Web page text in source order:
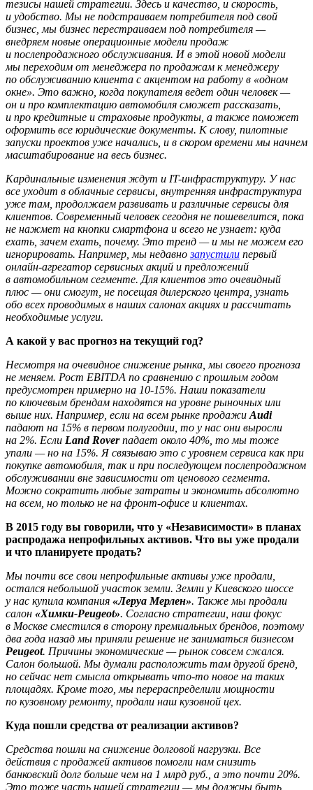
тезисы нашей стратегии. Здесь и качество, и скорость,
и удобство. Мы не подстраиваем потребителя под свой
бизнес, мы бизнес перестраиваем под потребителя —
внедряем новые операционные модели продаж
и послепродажного обслуживания. И в этой новой модели
мы переходим от менеджера по продажам к менеджеру
по обслуживанию клиента с акцентом на работу в «одном
окне». Это важно, когда покупателя ведет один человек —
он и про комплектацию автомобиля сможет рассказать,
и про кредитные и страховые продукты, а также поможет
оформить все юридические документы. К слову, пилотные
запуски проектов уже начались, и в скором времени мы начнем
масштабирование на весь бизнес.
Кардинальные изменения ждут и IT-инфраструктуру. У нас
все уходит в облачные сервисы, внутренняя инфраструктура
уже там, продолжаем развивать и различные сервисы для
клиентов. Современный человек сегодня не пошевелится, пока
не нажмет на кнопки смартфона и всего не узнает: куда
ехать, зачем ехать, почему. Это тренд — и мы не можем его
игнорировать. Например, мы недавнозапустили первый
онлайн-агрегатор сервисных акций и предложений
в автомобильном сегменте. Для клиентов это очевидный
плюс — они смогут, не посещая дилерского центра, узнать
обо всех проводимых в наших салонах акциях и рассчитать
необходимые услуги.
А какой у вас прогноз на текущий год?
Несмотря на очевидное снижение рынка, мы своего прогноза
не меняем. Рост EBITDA по сравнению с прошлым годом
предусмотрен примерно на 10-15%. Наши показатели
по ключевым брендам находятся на уровне рыночных или
выше них. Например, если на всем рынке продажи Audi
падают на 15% в первом полугодии, то у нас они выросли
на 2%. Если Land Roverпадает около 40%, то мы тоже
упали — но на 15%. Я связываю это с уровнем сервиса как при
покупке автомобиля, так и при последующем послепродажном
обслуживании вне зависимости от ценового сегмента.
Можно сократить любые затраты и экономить абсолютно
на всем, но только не на фронт-офисе и клиентах.
В 2015 году вы говорили, что у «Независимости» в планах
распродажа непрофильных активов. Что вы уже продали
и что планируете продать?
Мы почти все свои непрофильные активы уже продали,
остался небольшой участок земли. Земли у Киевского шоссе
у нас купила компания «Леруа Мерлен». Также мы продали
салон «Химки-Peugeot». Согласно стратегии, наш фокус
в Москве сместился в сторону премиальных брендов, поэтому
два года назад мы приняли решение не заниматься бизнесом
Peugeot. Причины экономические — рынок совсем сжался.
Салон большой. Мы думали расположить там другой бренд,
но сейчас нет смысла открывать что-то новое на таких
площадях. Кроме того, мы перераспределили мощности
по кузовному ремонту, продали наш кузовной цех.
Куда пошли средства от реализации активов?
Средства пошли на снижение долговой нагрузки. Все
действия с продажей активов помогли нам снизить
банковский долг больше чем на 1 млрд руб., а это почти 20%.
Это тоже часть нашей стратегии — мы должны быть